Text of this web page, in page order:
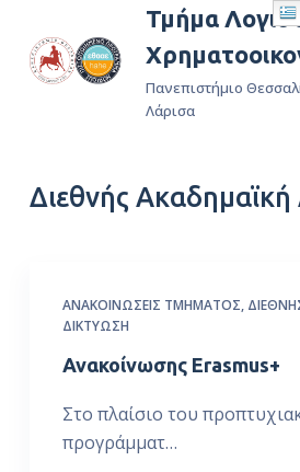
ε
σ
Τμήμα
Πανεπιστήμιο
Λάρισα
Διεθνής
ΑΝΑΚΟΙΝΏΣΕΙΣ ΤΜΉΜΑΤΟΣ,
ΔΙΚΤΎΩΣΗ
Ανακοίνωσης Erasmus+
Στο πλαίσιο του
προγράμματ…